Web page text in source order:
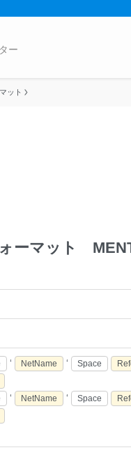
ット
ーマット
‘ NetName ‘ Space
‘ NetName ‘ Space